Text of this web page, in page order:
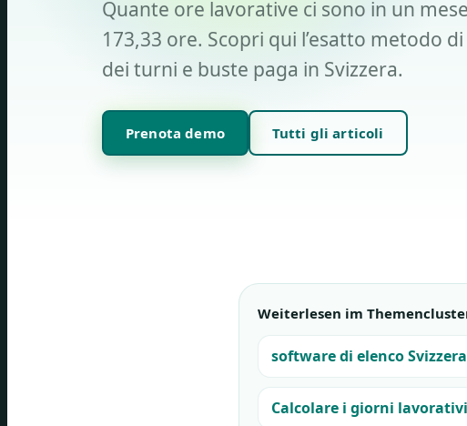
Quante ore lavorative ci sono in un
173,33 ore. Scopri qui l’esatto metodo
dei turni e buste paga in Svizzera.
Prenota demo Tutti gli articoli
Weiterlesen im
software di elenco Svizzera
Calcolare i giorni